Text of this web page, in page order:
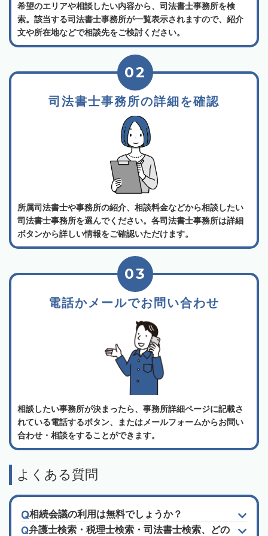
希望のエリアや相談したい内容から、司法書士事務所を検
索。該当する司法書士事務所が一覧表示されますので、紹介
文や所在地などで相談先をご検討ください。
司法書士事務所の詳細を確認
02
所属司法書士や事務所の紹介、相談料金などから相談したい
司法書士事務所を選んでください。各司法書士事務所は詳細
ボタンから詳しい情報をご確認いただけます。
電話かメールでお問い合わせ
03
相談したい事務所が決まったら、事務所詳細ページに記載さ
れている電話するボタン、またはメールフォームからお問い
合わせ・相談をすることができます。
よくある質問
相続会議の利用は無料でしょうか？
弁護士検索・税理士検索・司法書士検索、どの